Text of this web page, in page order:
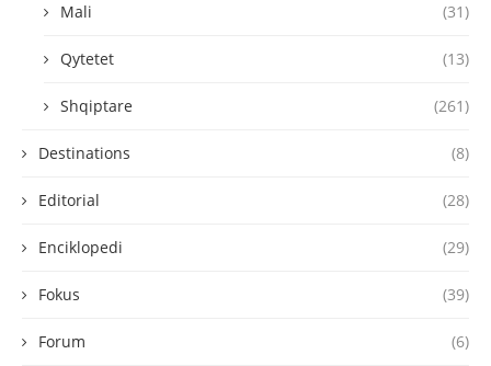
Mali (31)
Qytetet (13)
Shqiptare (261)
Destinations (8)
Editorial (28)
Enciklopedi (29)
Fokus (39)
Forum (6)